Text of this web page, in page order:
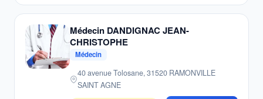
Médecin DANDIGNAC JEAN-
CHRISTOPHE
Médecin
40 avenue Tolosane, 31520 RAMONVILLE
SAINT AGNE